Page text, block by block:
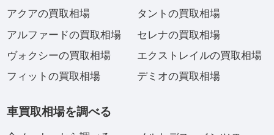
アクアの買取相場
アルファードの買取相場
ヴォクシーの買取相場
フィットの買取相場
タントの買取相場
セレナの買取相場
エクストレイルの買取相場
デミオの買取相場
車買取相場を調べる